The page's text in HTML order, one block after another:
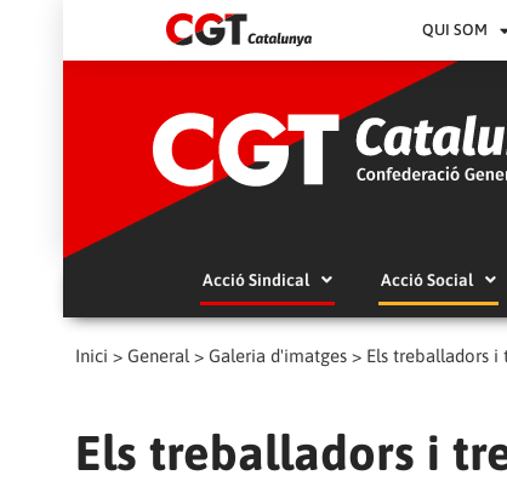
QUI SOM
Acció Sindical Acció Social
Inici > General > Galeria d'imatges > Els treballadors i
Els treballadors i